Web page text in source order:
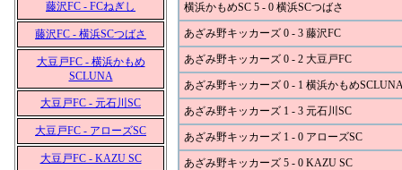
藤沢FC - FCねぎし
藤沢FC - 横浜SCつばさ
大豆戸FC - 横浜かもめ
SCLUNA
大豆戸FC - 元石川SC
大豆戸FC - アローズSC
大豆戸FC - KAZU SC
横浜かもめSC 5 - 0 横浜SCつばさ
あざみ野キッカーズ 0 - 3 藤沢FC
あざみ野キッカーズ 0 - 2 大豆戸FC
あざみ野キッカーズ 0 - 1 横浜かもめ
あざみ野キッカーズ 1 - 3 元石川SC
あざみ野キッカーズ 1 - 0 アローズSC
あざみ野キッカーズ 5 - 0 KAZU SC